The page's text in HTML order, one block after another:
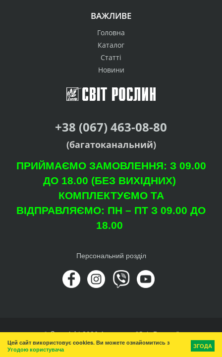
ВАЖЛИВЕ
Головна
Каталог
Статті
Новини
+38 (067) 463-08-80
(багатоканальний)
ПРИЙМАЄМО ЗАМОВЛЕННЯ: З 09.00
ДО 18.00 (БЕЗ ВИХІДНИХ)
КОМПЛЕКТУЄМО ТА
ВІДПРАВЛЯЄМО: ПН – ПТ З 09.00 ДО
18.00
Персональний розділ
© Copyright 2026 Агроцентр "Світ Рослин"
Вгору
Цей сайт використовує cookies. Ви можете ознайомитись з
Угодою користувача
ЗГОДА